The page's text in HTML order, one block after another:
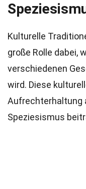
Kulturelle
große Rolle dabei,
verschiedenen
wird. Diese
Aufrechterhaltung
Speziesismus